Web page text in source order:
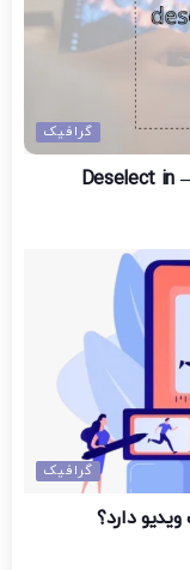
گرافیک
برداشتن سلکت (لغو انتخاب) در فتوشاپ – Deselect in
گرافیک
دارد؟